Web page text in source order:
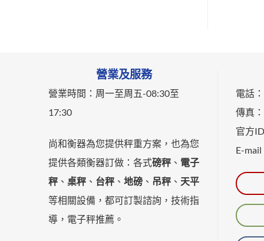
營業及服務
營業時間： 周一至周五-08:30至
17:30
尚和衡器為您提供秤重方案，也為您
提供各類衡器訂做：各式磅秤 、 電子
秤 、桌秤 、 台秤 、地磅 、 吊秤 、 天平
等相關設備，都可訂製諮詢，技術指
導，電子秤推薦。
電話
傳真
官方
E-mail